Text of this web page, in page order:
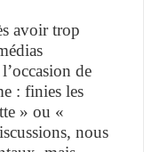
avoir trop
de
: finies les
» ou «
nous